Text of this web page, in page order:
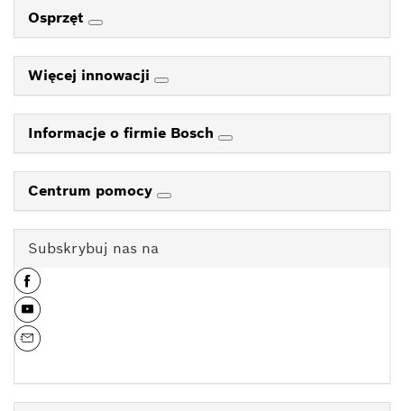
Osprzęt
Więcej innowacji
Informacje o firmie Bosch
Centrum pomocy
Subskrybuj nas na